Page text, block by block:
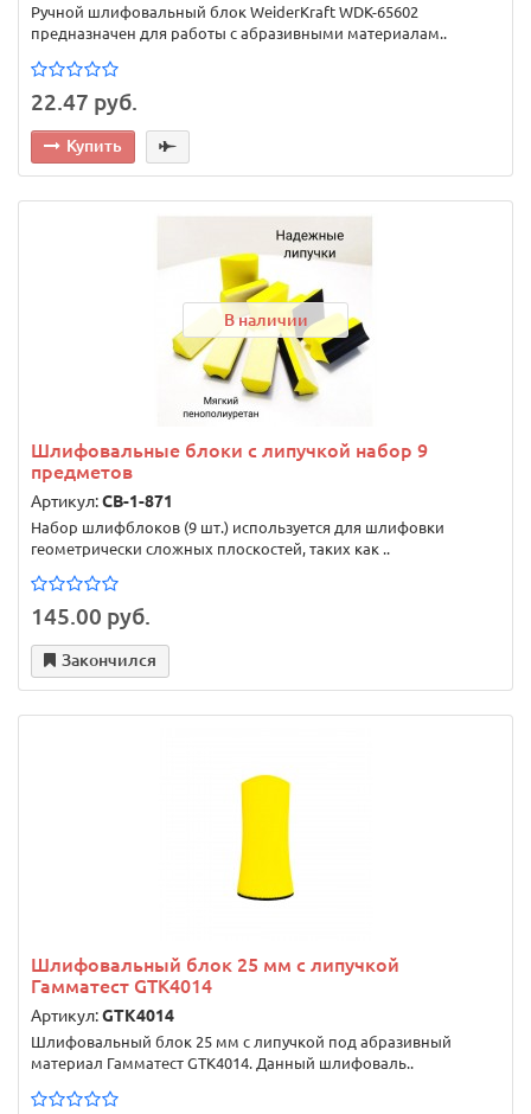
Ручной шлифовальный блок WeiderKraft WDK-65602
предназначен для работы с абразивными материалам..
22.47 руб.
Купить
В наличии
Шлифовальные блоки с липучкой набор 9
предметов
Артикул:CB-1-871
Набор шлифблоков (9 шт.) используется для шлифовки
геометрически сложных плоскостей, таких как ..
145.00 руб.
Закончился
Шлифовальный блок 25 мм с липучкой
Гамматест GTK4014
Артикул:GTK4014
Шлифовальный блок 25 мм с липучкой под абразивный
материал Гамматест GTK4014. Данный шлифоваль..